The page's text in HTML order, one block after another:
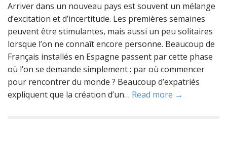
Arriver dans un nouveau pays est souvent un mélange
d’excitation et d’incertitude. Les premières semaines
peuvent être stimulantes, mais aussi un peu solitaires
lorsque l’on ne connaît encore personne. Beaucoup de
Français installés en Espagne passent par cette phase
où l’on se demande simplement : par où commencer
pour rencontrer du monde ? Beaucoup d’expatriés
expliquent que la création d’un… Read more →